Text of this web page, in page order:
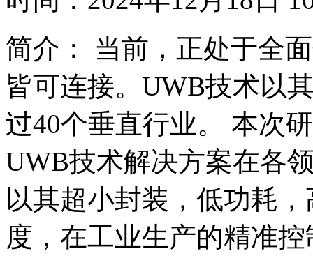
简介：
当前，正处于全
皆可连接。UWB技术以
过40个垂直行业。 本次
UWB技术解决方案在各
以其超小封装，低功耗
度，在工业生产的精准